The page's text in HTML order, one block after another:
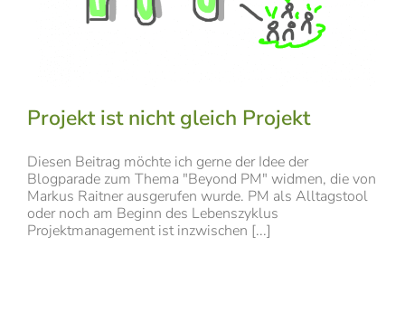
Projekt ist nicht gleich Projekt
Diesen Beitrag möchte ich gerne der Idee der
Blogparade zum Thema "Beyond PM" widmen, die von
Markus Raitner ausgerufen wurde. PM als Alltagstool
oder noch am Beginn des Lebenszyklus
Projektmanagement ist inzwischen [...]